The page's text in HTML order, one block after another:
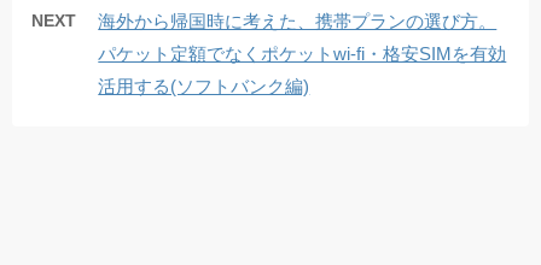
NEXT
海外から帰国時に考えた、携帯プランの選び方。
パケット定額でなくポケットwi-fi・格安SIMを有効
活用する(ソフトバンク編)